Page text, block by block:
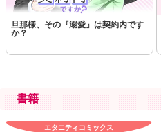
旦那様、その『溺愛』は契約内です
か？
書籍
エタニティコミックス